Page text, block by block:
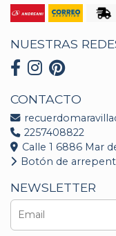
NUESTRAS
CONTACTO
2257408822
Calle 1 6886 Mar
Botón de
NEWSLETTER